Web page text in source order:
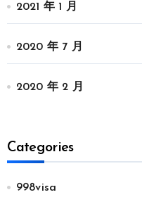
2021 年 1 月
2020 年 7 月
2020 年 2 月
Categories
998visa